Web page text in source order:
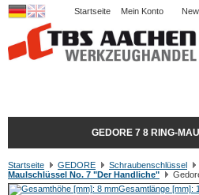
Startseite Mein Konto
GEDORE 7 8 RING-
Startseite GEDORE Schraubenschlüssel
Maulschlüssel No. 7 "Der Handliche"